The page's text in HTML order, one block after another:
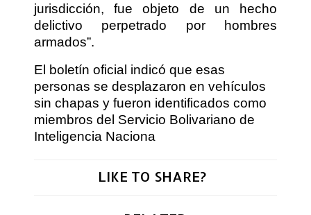
jurisdicción, fue objeto de un hecho
delictivo perpetrado por hombres
armados”.
El boletín oficial indicó que esas
personas se desplazaron en vehículos
sin chapas y fueron identificados como
miembros del Servicio Bolivariano de
Inteligencia Naciona
LIKE TO SHARE?